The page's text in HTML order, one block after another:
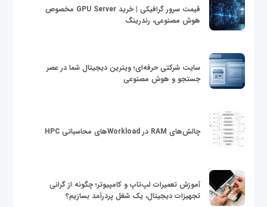
قیمت سرور گرافیکی | خرید GPU Server مخصوص
هوش مصنوعی، رندرینگ
سایت شرکتی حرفه‌ای؛ ویترین دیجیتال شما در عصر
جستجو و هوش مصنوعی
چالش‌های RAM در Workloadهای محاسباتی HPC
آموزش تعمیرات لپ‌تاپ و کامپیوتر؛ چگونه از گرانی
تجهیزات دیجیتال، یک شغل پردرآمد بسازیم؟